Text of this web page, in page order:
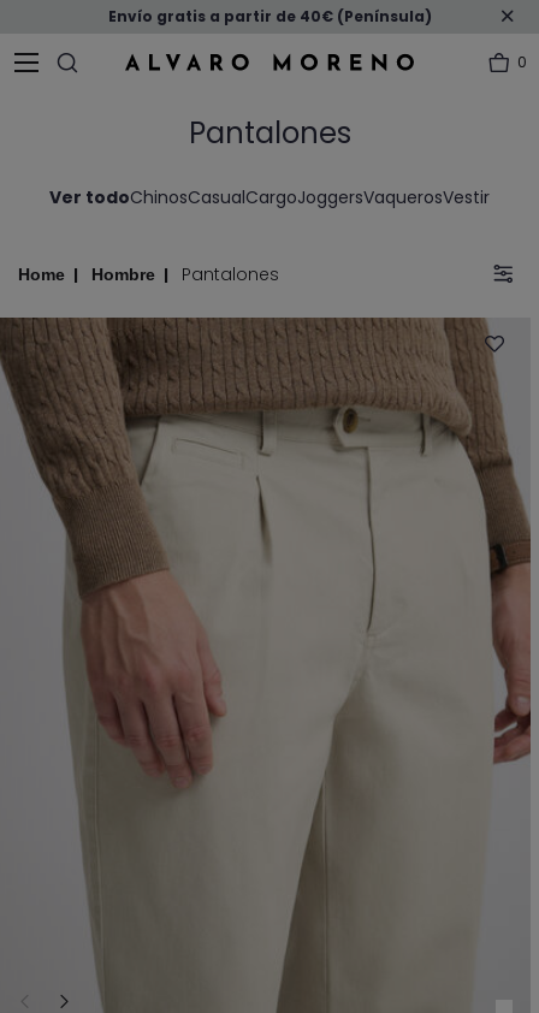
Envío gratis a partir de 40€ (Península)
0
Pantalones
Ver todoChinosCasualCargoJoggersVaquerosVestir
Pantalones
Hombre
Home